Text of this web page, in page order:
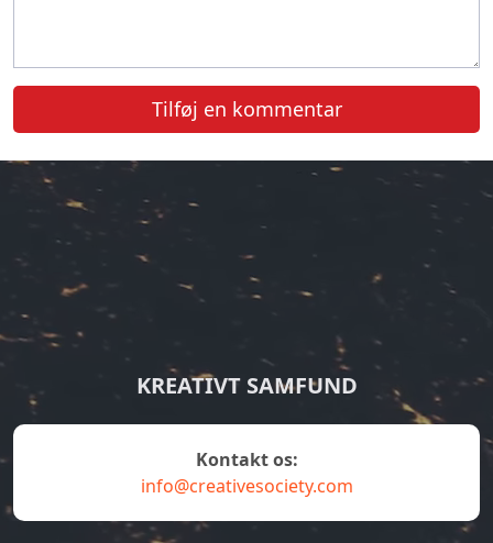
Tilføj en kommentar
KREATIVT SAMFUND
Kontakt os:
info@creativesociety.com